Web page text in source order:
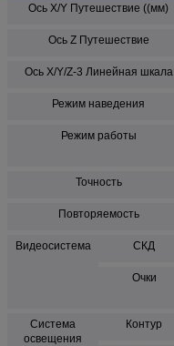
Ось X/Y Путешествие ((мм)
Ось Z Путешествие
Ось X/Y/Z-3 Линейная шкала
Режим наведения
Режим работы
Точность
Повторяемость
Видеосистема СКД
Очки
Система
освещения
Контур